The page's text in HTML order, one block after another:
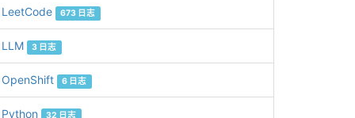
LeetCode 673 日志
LLM 3 日志
OpenShift 6 日志
Python 32 日志